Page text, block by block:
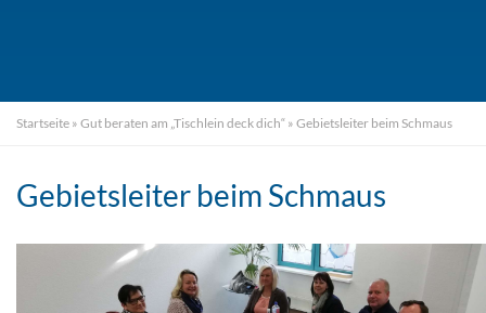
Startseite » Gut beraten am „Tischlein deck dich“ » Gebietsleiter beim Schmaus
Gebietsleiter beim Schmaus